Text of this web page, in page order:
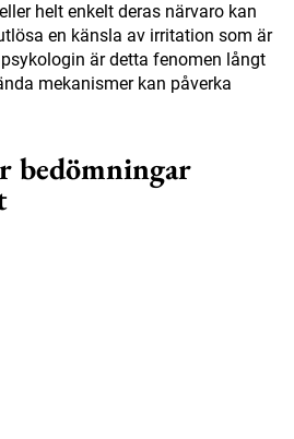
helt enkelt deras närvaro kan
en känsla av irritation som är
är detta fenomen långt
mekanismer kan påverka
bedömningar